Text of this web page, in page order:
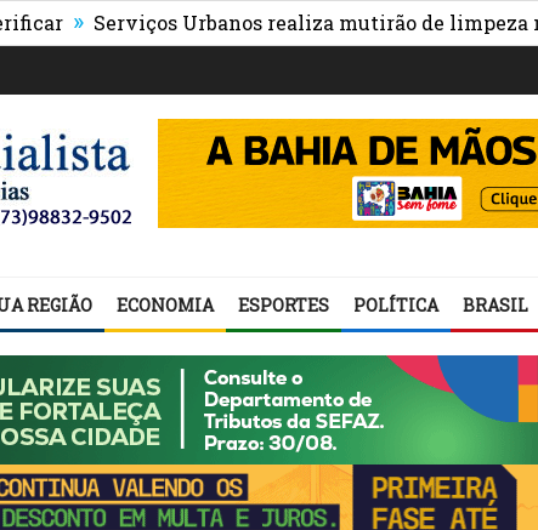
Serviços Urbanos realiza mutirão de limpeza no
REGIÃO ECONOMIA ESPORTES POLÍTICA BRASIL